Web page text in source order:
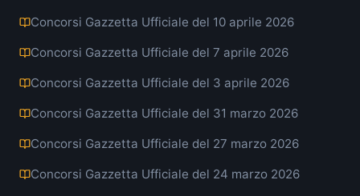
Concorsi Gazzetta Ufficiale del 10 aprile 2026
Concorsi Gazzetta Ufficiale del 7 aprile 2026
Concorsi Gazzetta Ufficiale del 3 aprile 2026
Concorsi Gazzetta Ufficiale del 31 marzo 2026
Concorsi Gazzetta Ufficiale del 27 marzo 2026
Concorsi Gazzetta Ufficiale del 24 marzo 2026